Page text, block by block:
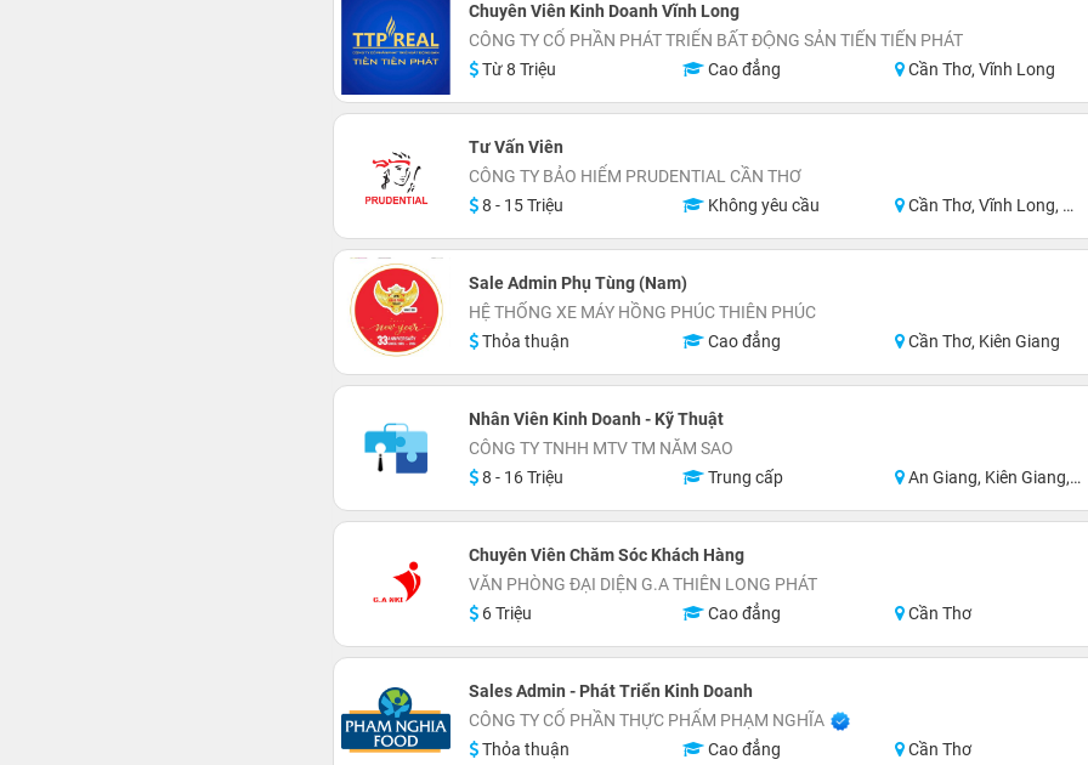
Chuyên Viên Kinh Doanh Vĩnh Long
CÔNG TY CỔ PHẦN PHÁT TRIỂN BẤT ĐỘNG SẢN TIẾN TIẾN PHÁT
Từ 8 Triệu
Cao đẳng Cần Thơ, Vĩnh Long
Tư Vấn Viên
CÔNG TY BẢO HIỂM PRUDENTIAL CẦN THƠ
8 - 15 Triệu
Không yêu cầu Cần Thơ, Vĩnh Long, Hậu Giang
Sale Admin Phụ Tùng (Nam)
HỆ THỐNG XE MÁY HỒNG PHÚC THIÊN PHÚC
Thỏa thuận
Cao đẳng Cần Thơ, Kiên Giang
Nhân Viên Kinh Doanh - Kỹ Thuật
CÔNG TY TNHH MTV TM NĂM SAO
8 - 16 Triệu
Trung cấp An Giang, Kiên Giang, Đồng Tháp, Sóc Trăng, Long An
Chuyên Viên Chăm Sóc Khách Hàng
VĂN PHÒNG ĐẠI DIỆN G.A THIÊN LONG PHÁT
6 Triệu
Cao đẳng Cần Thơ
Sales Admin - Phát Triển Kinh Doanh
CÔNG TY CỔ PHẦN THỰC PHẨM PHẠM NGHĨA
Thỏa thuận
Cao đẳng Cần Thơ